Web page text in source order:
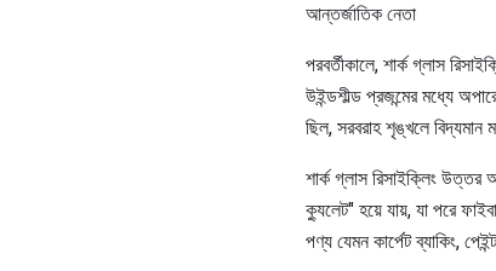
আন্তর্জাতিক নেতা
পরবর্তীকালে, শার্ক গ্লাস
উইন্ডশীল্ড প্রজন্মের মধ্যে
ছিল, সরবরাহ শৃঙ্খলে বিদ্যমান
শার্ক গ্লাস রিসাইক্লিং
ক্যুলেট" হয়ে যায়, যা পরে
পণ্য যেমন কার্পেট ব্যাকিং,